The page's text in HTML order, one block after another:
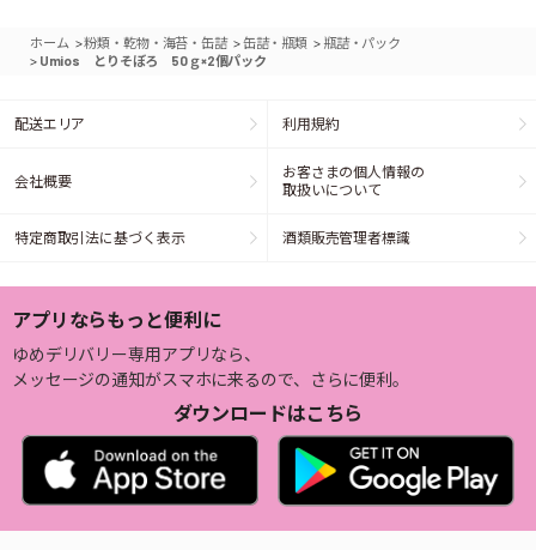
ホーム >粉類・乾物・海苔・缶詰 >缶詰・瓶類 >瓶詰・パック
> Umios とりそぼろ 50ｇ×2個パック
配送エリア 利用規約
会社概要
お客さまの個人情報の
取扱いについて
特定商取引法に基づく表示 酒類販売管理者標識
アプリならもっと便利に
ゆめデリバリー専用アプリなら、
メッセージの通知がスマホに来るので、さらに便利。
ダウンロードはこちら